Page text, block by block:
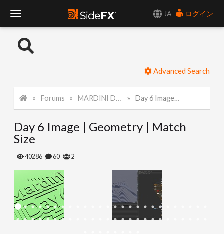
JA
ログイン
o
l
e
a
Advanced Search
Forums MARDINI Daily Art Challenge 2022 Day 6 Image | Geometry | Match Size
Day 6 Image | Geometry | Match
Size
40286 60 2